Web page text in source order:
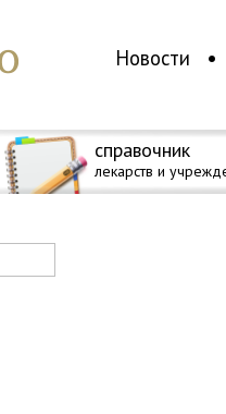
Новости
справочник
лекарств и